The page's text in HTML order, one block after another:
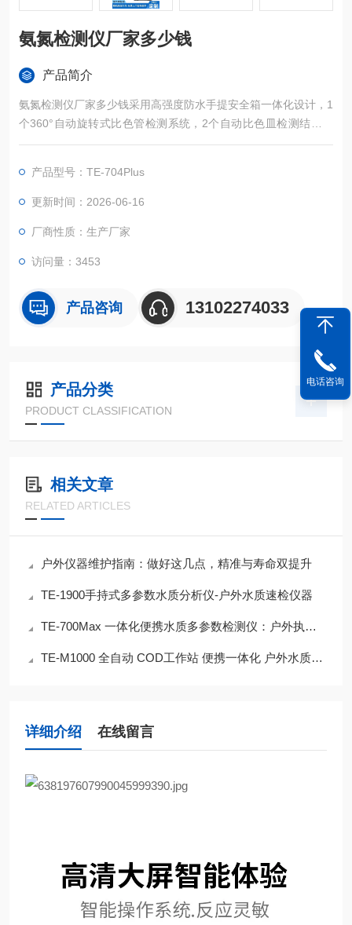
氨氮检测仪厂家多少钱
产品简介
氨氮检测仪厂家多少钱采用高强度防水手提安全箱一体化设计，1
个360°自动旋转式比色管检测系统，2个自动比色皿检测结构，
同时可检测两个相同污染物的水样。
产品型号：TE-704Plus
更新时间：2026-06-16
厂商性质：生产厂家
访问量：3453
产品咨询 13102274033
产品分类
PRODUCT CLASSIFICATION
相关文章
RELATED ARTICLES
户外仪器维护指南：做好这几点，精准与寿命双提升
TE-1900手持式多参数水质分析仪-户外水质速检仪器
TE-700Max 一体化便携水质多参数检测仪：户外执法与实验室全能检测利器
TE-M1000 全自动 COD工作站 便携一体化 户外水质监测更安全高效
详细介绍 在线留言
电话咨询